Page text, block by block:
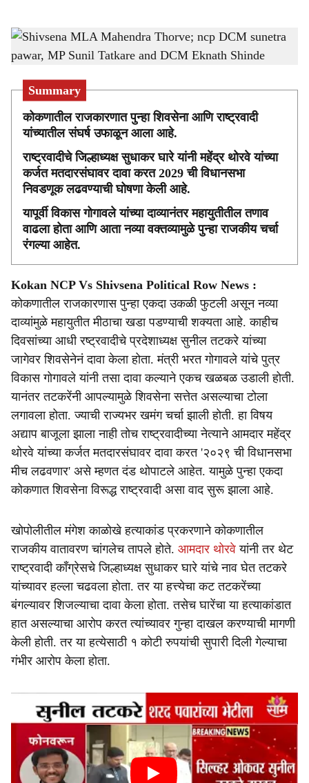
h
Shivsena MLA Mahendra Thorve; ncp DCM sunetra pawar, MP Sunil Tatkare and
DCM Eknath Shinde
-sarkarnama
Summary
कोकणातील राजकारणात पुन्हा शिवसेना आणि राष्ट्रवादी
यांच्यातील संघर्ष उफाळून आला आहे.
राष्ट्रवादीचे जिल्हाध्यक्ष सुधाकर घारे यांनी महेंद्र थोरवे यांच्या
कर्जत मतदारसंघावर दावा करत 2029 ची विधानसभा
निवडणूक लढवण्याची घोषणा केली आहे.
यापूर्वी विकास गोगावले यांच्या दाव्यानंतर महायुतीतील तणाव
वाढला होता आणि आता नव्या वक्तव्यामुळे पुन्हा राजकीय चर्चा
रंगल्या आहेत.
Kokan NCP Vs Shivsena Political Row News :
कोकणातील राजकारणास पुन्हा एकदा उकळी फुटली असून नव्या
दाव्यांमुळे महायुतीत मीठाचा खडा पडण्याची शक्यता आहे. काहीच
दिवसांच्या आधी रष्ट्रवादीचे प्रदेशाध्यक्ष सुनील तटकरे यांच्या
जागेवर शिवसेनेनं दावा केला होता. मंत्री भरत गोगावले यांचे पुत्र
विकास गोगावले यांनी तसा दावा कल्याने एकच खळबळ उडाली होती.
यानंतर तटकरेंनी आपल्यामुळे शिवसेना सत्तेत असल्याचा टोला
लगावला होता. ज्याची राज्यभर खमंग चर्चा झाली होती. हा विषय
अद्याप बाजूला झाला नाही तोच राष्ट्रवादीच्या नेत्याने आमदार महेंद्र
थोरवे यांच्या कर्जत मतदारसंघावर दावा करत '२०२९ ची विधानसभा
मीच लढवणार' असे म्हणत दंड थोपाटले आहेत. यामुळे पुन्हा एकदा
कोकणात शिवसेना विरूद्ध राष्ट्रवादी असा वाद सुरू झाला आहे.
खोपोलीतील मंगेश काळोखे हत्याकांड प्रकरणाने कोकणातील
राजकीय वातावरण चांगलेच तापले होते. आमदार थोरवे यांनी तर थेट
राष्ट्रवादी काँग्रेसचे जिल्हाध्यक्ष सुधाकर घारे यांचे नाव घेत तटकरे
यांच्यावर हल्ला चढवला होता. तर या हत्त्येचा कट तटकरेंच्या
बंगल्यावर शिजल्याचा दावा केला होता. तसेच घारेंचा या हत्याकांडात
हात असल्याचा आरोप करत त्यांच्यावर गुन्हा दाखल करण्याची मागणी
केली होती. तर या हत्येसाठी १ कोटी रुपयांची सुपारी दिली गेल्याचा
गंभीर आरोप केला होता.